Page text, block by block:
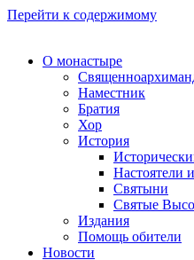
Перейти к содержимому
О монастыре
Наместник
Братия
Хор
История
Настоятели
Святыни
Святые
Издания
Помощь обители
Новости